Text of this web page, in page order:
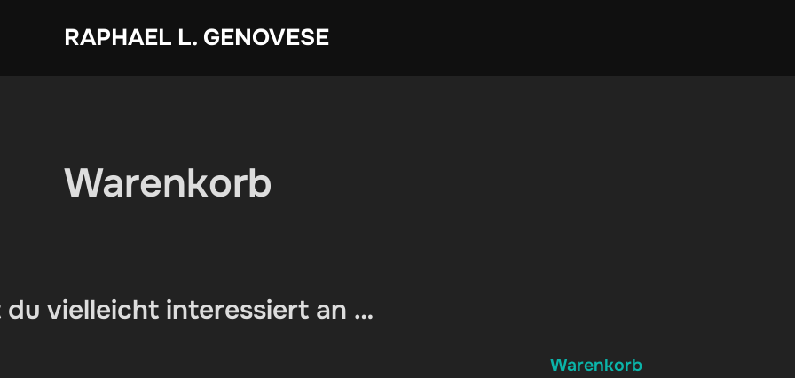
RAPHAEL L. GENOVESE
Warenkorb
du vielleicht interessiert an …
Warenkorb